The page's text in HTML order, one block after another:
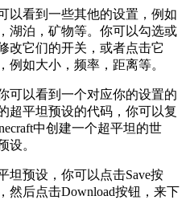
以看到一些其他的设置，例如
湖泊，矿物等。你可以勾选或
改它们的开关，或者点击它
例如大小，频率，距离等。
可以看到一个对应你的设置的
超平坦预设的代码，你可以复
中创建一个超平坦的世
设。
坦预设，你可以点击Save按
然后点击Download按钮，来下